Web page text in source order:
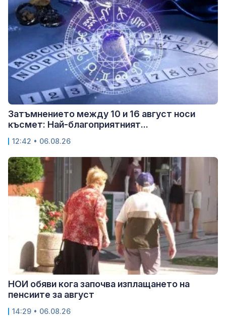
Затъмнението между 10 и 16 август носи
късмет: Най-благоприятният...
12:42 • 06.08.26
НОИ обяви кога започва изплащането на
пенсиите за август
14:29 • 06.08.26